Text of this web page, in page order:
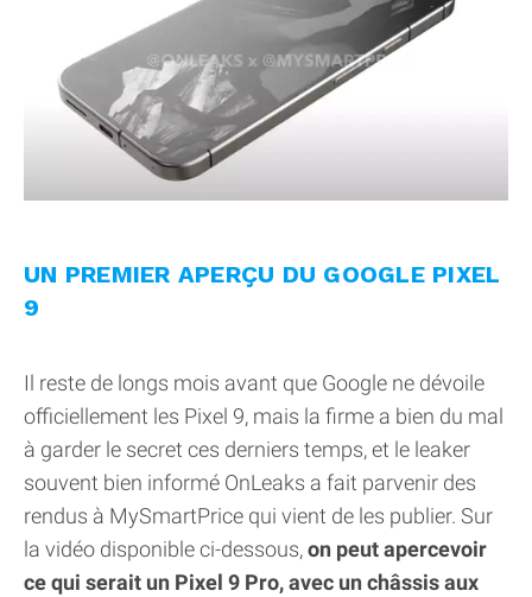
UN PREMIER APERÇU DU GOOGLE PIXEL
9
Il reste de longs mois avant que Google ne dévoile
officiellement les Pixel 9, mais la firme a bien du mal
à garder le secret ces derniers temps, et le leaker
souvent bien informé OnLeaks a fait parvenir des
rendus à MySmartPrice qui vient de les publier. Sur
la vidéo disponible ci-dessous,on peut apercevoir
ce qui serait un Pixel 9 Pro, avec un châssis aux